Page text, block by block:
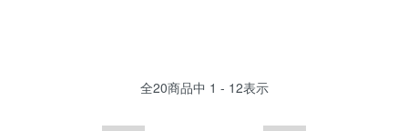
全20商品中 1 - 12表示